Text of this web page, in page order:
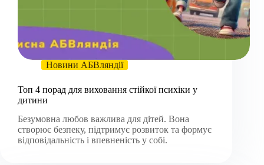
Новини АБВляндії
Топ 4 порад для виховання стійкої психіки у
дитини
Безумовна любов важлива для дітей. Вона
створює безпеку, підтримує розвиток та формує
відповідальність і впевненість у собі.